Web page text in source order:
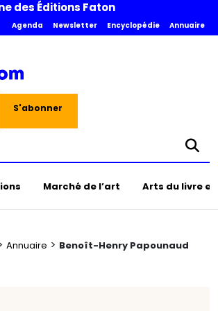
des Éditions Faton
Agenda Newsletter Encyclopédie Annuaire
S'abonner
Marché de l’art Arts du livre
Annuaire > Benoît-Henry Papounaud